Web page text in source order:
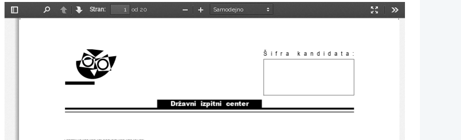
Preklopi
NazajNaprej
Stran:
od 20
Način
PomanjšajPovečaj
Državni  izpitni  center
Šifra kandidata: